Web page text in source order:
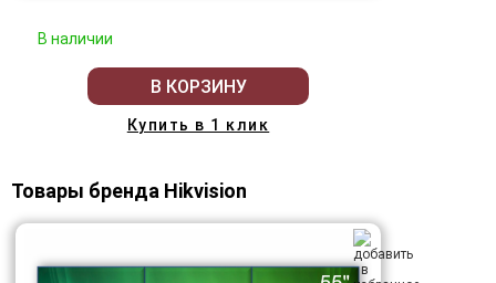
В наличии
В КОРЗИНУ
Купить в 1 клик
Товары бренда Hikvision